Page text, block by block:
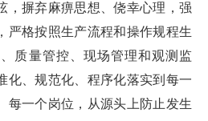
，摒弃麻痹思想、侥幸心理，强
严格按照生产流程和操作规程生
质量管控、现场管理和观测监
化、规范化、程序化落实到每一
每一个岗位，从源头上防止发生